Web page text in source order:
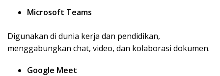
Microsoft Teams
Digunakan di dunia kerja dan pendidikan,
menggabungkan chat, video, dan kolaborasi dokumen.
Google Meet